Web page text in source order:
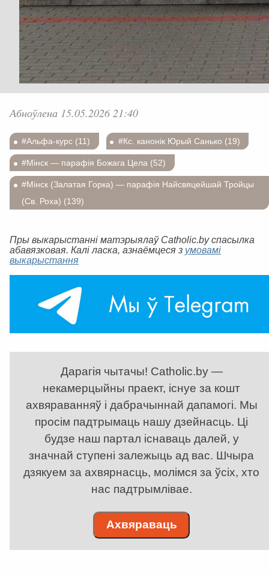
Абноўлена 15.05.2026 21:40
#Альфа-курс (11) #Кс. канонік Юрый Санько (19)
#Мінск — парафія Божага Цела (52)
#Мінск (Залатая Горка) — парафія Найсвяцейшай Тройцы
(Св. Роха) (139)
Пры выкарыстанні матэрыялаў Catholic.by спасылка
абавязковая. Калі ласка, азнаёмцеся з умовамі
выкарыстання
Дарагія чытачы! Catholic.by —
некамерцыйны праект, існуе за кошт
ахвяраванняў і дабрачыннай дапамогі. Мы
просім падтрымаць нашу дзейнасць. Ці
будзе наш партал існаваць далей, у
значнай ступені залежыць ад вас. Шчыра
дзякуем за ахвярнасць, молімся за ўсіх, хто
нас падтрымлівае.
Ахвяраваць